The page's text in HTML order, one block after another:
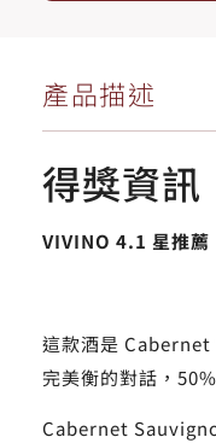
產品描述
得獎資訊
VIVINO 4.1 星推薦
這款酒是
完美衡的對話，
Cabernet